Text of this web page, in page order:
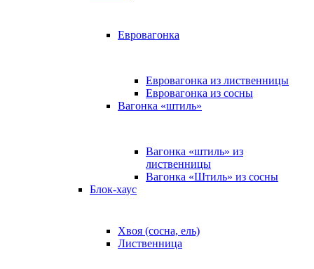
Евровагонка
Евровагонка из лиственницы
Евровагонка из сосны
Вагонка «штиль»
Вагонка «штиль» из
лиственницы
Вагонка «Штиль» из сосны
Блок-хаус
Хвоя (сосна, ель)
Лиственница